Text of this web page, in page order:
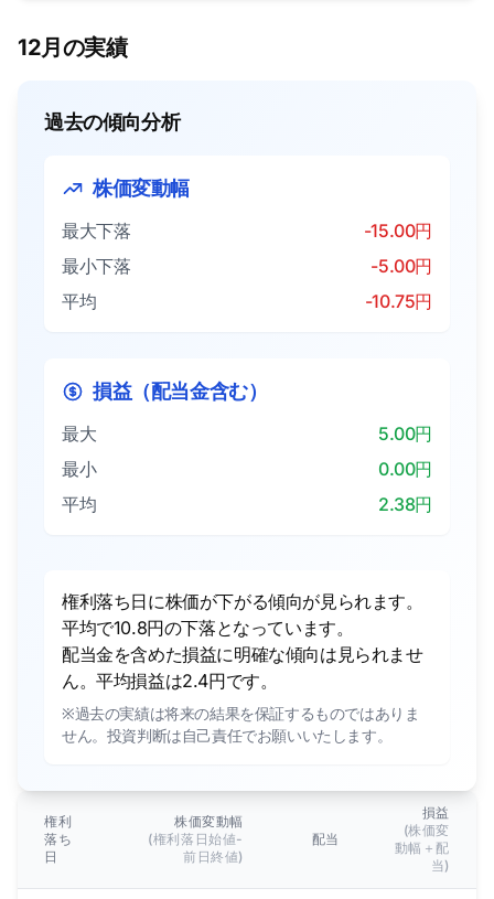
12月の実績
過去の傾向分析
株価変動幅
最大下落
-15.00円
最小下落
-5.00円
平均
-10.75円
損益（配当金含む）
最大
5.00円
最小
0.00円
平均
2.38円
権利落ち日に株価が下がる傾向が見られます。
平均で10.8円の下落となっています。
配当金を含めた損益に明確な傾向は見られませ
ん。平均損益は2.4円です。
※過去の実績は将来の結果を保証するものではありま
せん。投資判断は自己責任でお願いいたします。
権利
落ち
日
株価変動幅
(権利落日始値-
前日終値)
配当
損益
(株価変
動幅＋配
当)